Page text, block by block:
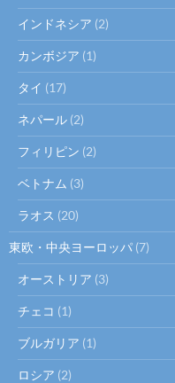
インドネシア (2)
カンボジア (1)
タイ (17)
ネパール (2)
フィリピン (2)
ベトナム (3)
ラオス (20)
東欧・中央ヨーロッパ (7)
オーストリア (3)
チェコ (1)
ブルガリア (1)
ロシア (2)